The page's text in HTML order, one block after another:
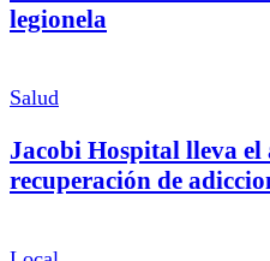
legionela
Salud
Jacobi Hospital lleva el
recuperación de